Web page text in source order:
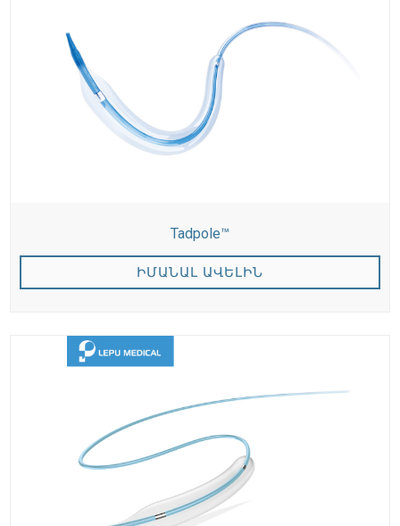
Tadpole™
ԻՄԱՆԱԼ ԱՎԵԼԻՆ